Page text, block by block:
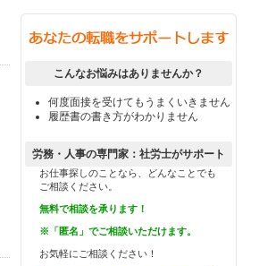
こんなお悩みはありませんか？
何度面接を受けてもうまくいきません
履歴書の書き方がわかりません
労務・人事の専門家：社労士がサポート
お仕事探しのことなら、どんなことでも
ご相談ください。
無料で相談を承ります！
※「匿名」でご相談いただけます。
お気軽にご相談ください！